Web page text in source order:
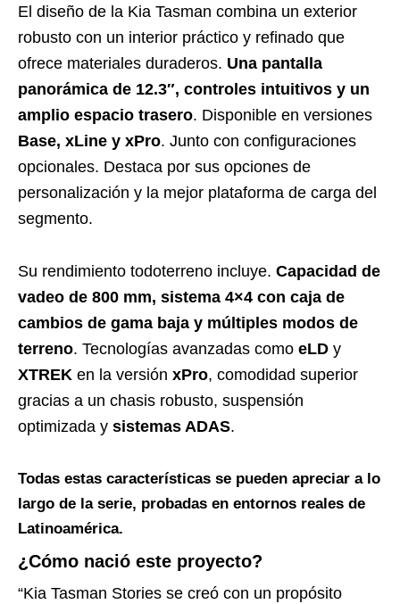
El diseño de la Kia Tasman combina un exterior
robusto con un interior práctico y refinado que
ofrece materiales duraderos. Una pantalla
panorámica de 12.3″, controles intuitivos y un
amplio espacio trasero. Disponible en versiones
Base, xLine y xPro. Junto con configuraciones
opcionales. Destaca por sus opciones de
personalización y la mejor plataforma de carga del
segmento.
Su rendimiento todoterreno incluye. Capacidad de
vadeo de 800 mm, sistema 4×4 con caja de
cambios de gama baja y múltiples modos de
terreno. Tecnologías avanzadas como eLD y
XTREK en la versión xPro, comodidad superior
gracias a un chasis robusto, suspensión
optimizada y sistemas ADAS.
Todas estas características se pueden apreciar a lo
largo de la serie, probadas en entornos reales de
Latinoamérica.
¿Cómo nació este proyecto?
“Kia Tasman Stories se creó con un propósito